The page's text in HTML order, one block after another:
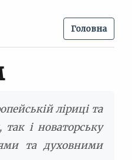
Головна
ліриці та
і новаторську
та духовними